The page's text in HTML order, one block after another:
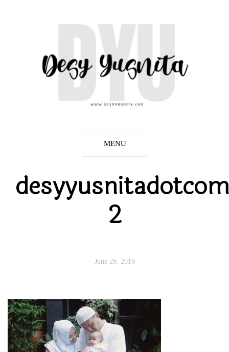
MENU
desyyusnitadotcom
2
June 29, 2019